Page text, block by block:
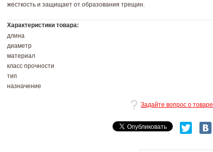
жесткость и защищает от образования трещин.
Характеристики товара:
длина
диаметр
материал
класс прочности
тип
назначение
Задайте вопрос о товаре